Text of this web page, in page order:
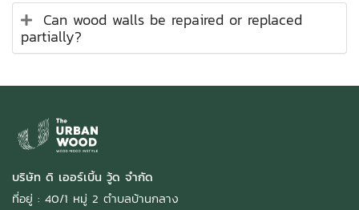
Can wood walls be repaired or replaced
partially?
บริษัท ดิ เออร์เบิ้น วู้ด จำกัด
ที่อยู่ : 40/1 หมู่ 2 ตำบลบ้านกลาง